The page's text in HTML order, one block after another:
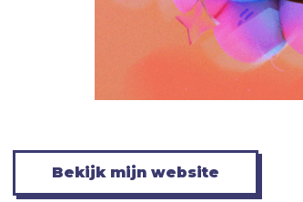
Bekijk mijn website